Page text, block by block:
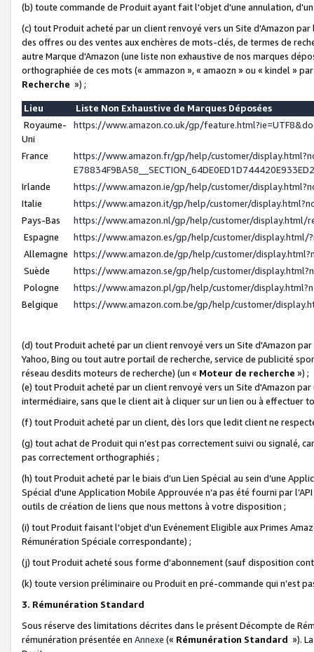
(b) toute commande de Produit ayant fait l'objet d'une annulation,
(c) tout Produit acheté par un client renvoyé vers un Site d'Amazon
des offres ou des ventes aux enchères de mots-clés, de termes de
autre Marque d'Amazon (une liste non exhaustive de nos marques
orthographiée de ces mots (« ammazon », « amaozn » ou « kindel »
Recherche ») ;
Lieu
Liste Non Exhaustive de Marques Déposées
Royaume-
Uni
https://www.amazon.co.uk/gp/
France
https://www.amazon.fr/gp/help/customer/
Irlande
https://www.amazon.ie/gp/help/customer/
Italie
https://www.amazon.it/gp/help/customer/
Pays-Bas
https://www.amazon.nl/gp/help/customer/display.html/
Espagne
https://www.amazon.es/gp/help/customer/display.html/
Allemagne https://www.amazon.de/gp/help/customer/
Suède
https://www.amazon.se/gp/help/customer/
Pologne
https://www.amazon.pl/gp/help/customer/
Belgique
https://www.amazon.com.be/gp/help/customer/
(d) tout Produit acheté par un client renvoyé vers un Site d'Amazon
Yahoo, Bing ou tout autre portail de recherche, service de publicité
réseau desdits moteurs de recherche) (un « Moteur de recherche ») ;
(e) tout Produit acheté par un client renvoyé vers un Site d'Amazon
intermédiaire, sans que le client ait à cliquer sur un lien ou à
(f) tout Produit acheté par un client, dès lors que ledit client ne
(g) tout achat de Produit qui n’est pas correctement suivi ou signalé,
pas correctement orthographiés ;
(h) tout Produit acheté par le biais d’un Lien Spécial au sein d’une
Spécial d'une Application Mobile Approuvée n’a pas été fourni par
outils de création de liens que nous mettons à votre disposition ;
(i) tout Produit faisant l'objet d'un Evénement Eligible aux Primes
Rémunération Spéciale correspondante) ;
(j) tout Produit acheté sous forme d'abonnement (sauf disposition
(k) toute version préliminaire ou Produit en pré-commande qui n’est
3. Rémunération Standard
Sous réserve des limitations décrites dans le présent Décompte de
rémunération présentée en Annexe (« Rémunération Standard »).